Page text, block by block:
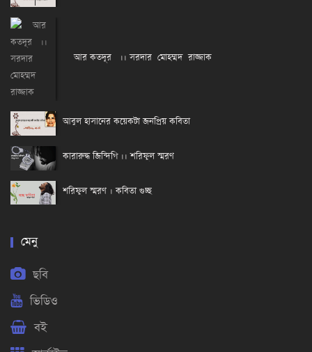
আর কতদূর ।। সরদার মোহম্মদ রাজ্জাক
আবুল হাসানের কয়েকটা জনপ্রিয় কবিতা
কারারুদ্ধ জিন্দিগি ।। শরিফুল স্মরণ
শরিফুল স্মরণ । কবিতা গুচ্ছ
মেনু
ছবি
ভিডিও
বই